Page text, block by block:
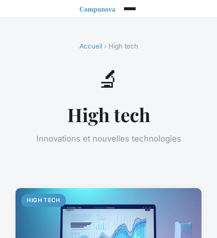
Accueil› High tech
🔬
High tech
Innovations et nouvelles technologies
HIGH TECH